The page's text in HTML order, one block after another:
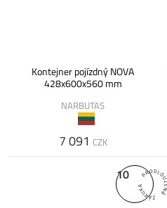
Kontejner pojízdný NOVA
428x600x560 mm
NARBUTAS
7 091 CZK
10